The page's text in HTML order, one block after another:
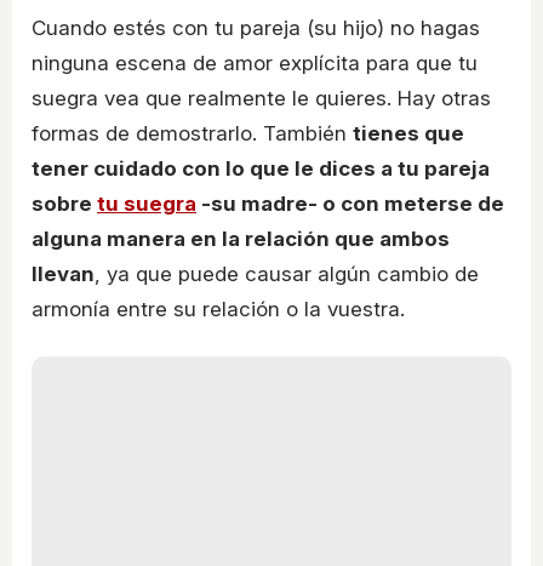
Cuando estés con tu pareja (su hijo) no hagas
ninguna escena de amor explícita para que tu
suegra vea que realmente le quieres. Hay otras
formas de demostrarlo. También tienes que
tener cuidado con lo que le dices a tu pareja
sobre tu suegra -su madre- o con meterse de
alguna manera en la relación que ambos
llevan , ya que puede causar algún cambio de
armonía entre su relación o la vuestra.